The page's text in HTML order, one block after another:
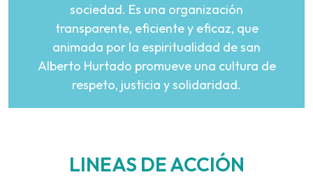
sociedad. Es una organización
transparente, eficiente y eficaz, que
animada por la espiritualidad de san
Alberto Hurtado promueve una cultura de
respeto, justicia y solidaridad.
LINEAS DE ACCIÓN